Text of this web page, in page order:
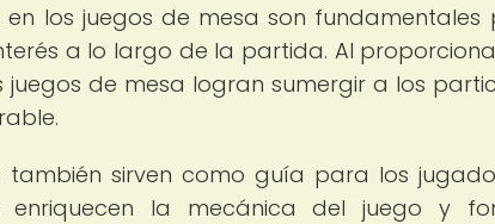
en los juegos de mesa son
a lo largo de la partida. Al
juegos de mesa logran sumergir a los
también sirven como guía para los
enriquecen la mecánica del juego y